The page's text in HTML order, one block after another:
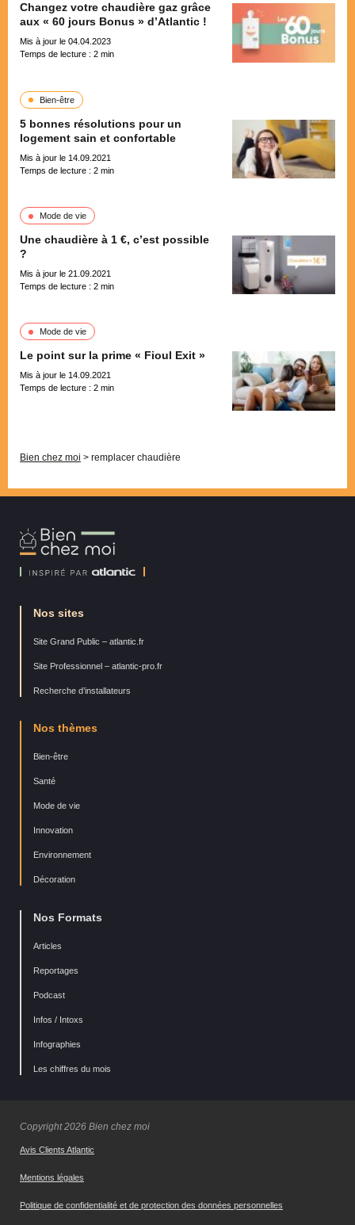
Changez votre chaudière gaz grâce
aux « 60 jours Bonus » d’Atlantic !
Mis à jour le 04.04.2023
Temps de lecture : 2 min
Bien-être
5 bonnes résolutions pour un
logement sain et confortable
Mis à jour le 14.09.2021
Temps de lecture : 2 min
Mode de vie
Une chaudière à 1 €, c’est possible
?
Mis à jour le 21.09.2021
Temps de lecture : 2 min
Mode de vie
Le point sur la prime « Fioul Exit »
Mis à jour le 14.09.2021
Temps de lecture : 2 min
Bien chez moi > remplacer chaudière
Bien
Chez
Nos sites
Site Grand Public – atlantic.fr
Site Professionnel – atlantic-pro.fr
Recherche d’installateurs
Nos thèmes
Bien-être
Santé
Mode de vie
Innovation
Environnement
Décoration
Nos Formats
Articles
Reportages
Podcast
Infos / Intoxs
Infographies
Les chiffres du mois
Copyright 2026 Bien chez moi
Avis Clients Atlantic
Mentions légales
Politique de confidentialité et de protection des données personnelles